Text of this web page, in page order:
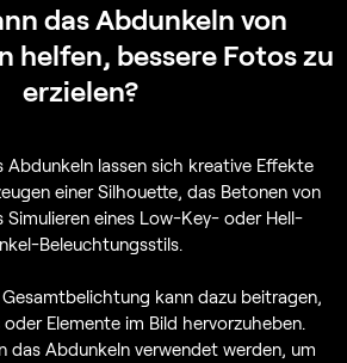
das Abdunkeln von
helfen, bessere Fotos zu
erzielen?
Abdunkeln lassen sich kreative Effekte
einer Silhouette, das Betonen von
Simulieren eines Low-Key- oder Hell-
Beleuchtungsstils.
kann dazu beitragen,
Elemente im Bild hervorzuheben.
das Abdunkeln verwendet werden, um